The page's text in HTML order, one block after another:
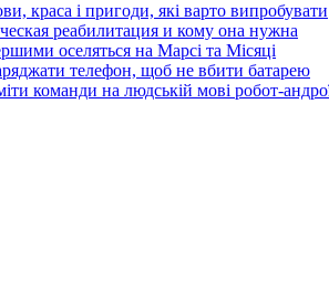
краса і пригоди, які варто випробувати
реабилитация и кому она нужна
оселяться на Марсі та Місяці
телефон, щоб не вбити батарею
команди на людській мові робот-